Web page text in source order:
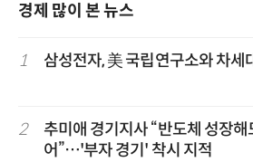
경제 많이 본 뉴스
1 삼성전자, 美 국립연구소와 차세
2
추미애 경기지사 “반도체 성장
어”…'부자 경기' 착시 지적